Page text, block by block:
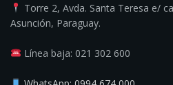
Torre 2, Avda. Santa Teresa e/
Asunción, Paraguay.
Línea baja: 021 302 600